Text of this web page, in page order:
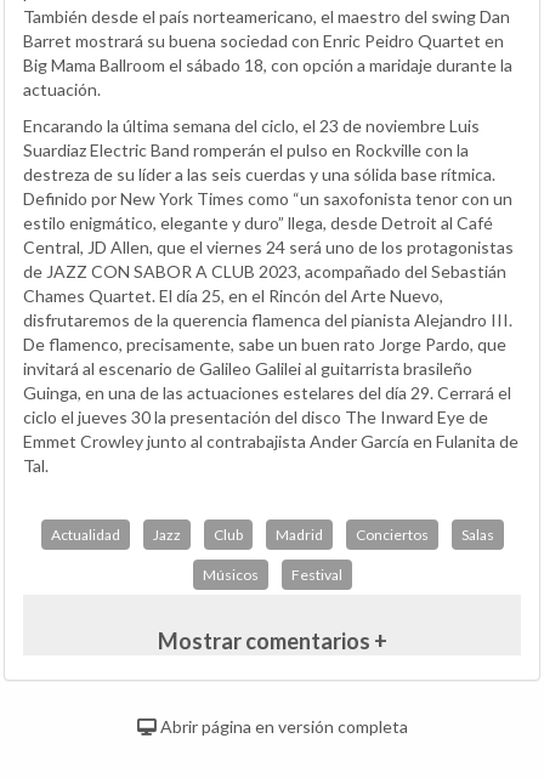
También desde el país norteamericano, el maestro del swing Dan
Barret mostrará su buena sociedad con Enric Peidro Quartet en
Big Mama Ballroom el sábado 18, con opción a maridaje durante la
actuación.
Encarando la última semana del ciclo, el 23 de noviembre Luis
Suardiaz Electric Band romperán el pulso en Rockville con la
destreza de su líder a las seis cuerdas y una sólida base rítmica.
Definido por New York Times como “un saxofonista tenor con un
estilo enigmático, elegante y duro” llega, desde Detroit al Café
Central, JD Allen, que el viernes 24 será uno de los protagonistas
de JAZZ CON SABOR A CLUB 2023, acompañado del Sebastián
Chames Quartet. El día 25, en el Rincón del Arte Nuevo,
disfrutaremos de la querencia flamenca del pianista Alejandro III.
De flamenco, precisamente, sabe un buen rato Jorge Pardo, que
invitará al escenario de Galileo Galilei al guitarrista brasileño
Guinga, en una de las actuaciones estelares del día 29. Cerrará el
ciclo el jueves 30 la presentación del disco The Inward Eye de
Emmet Crowley junto al contrabajista Ander García en Fulanita de
Tal.
Actualidad Jazz Club Madrid Conciertos Salas
Músicos Festival
Mostrar comentarios +
Abrir página en versión completa